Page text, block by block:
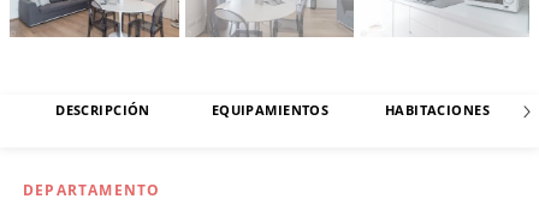
DESCRIPCIÓN EQUIPAMIENTOS HABITACIONES
DEPARTAMENTO